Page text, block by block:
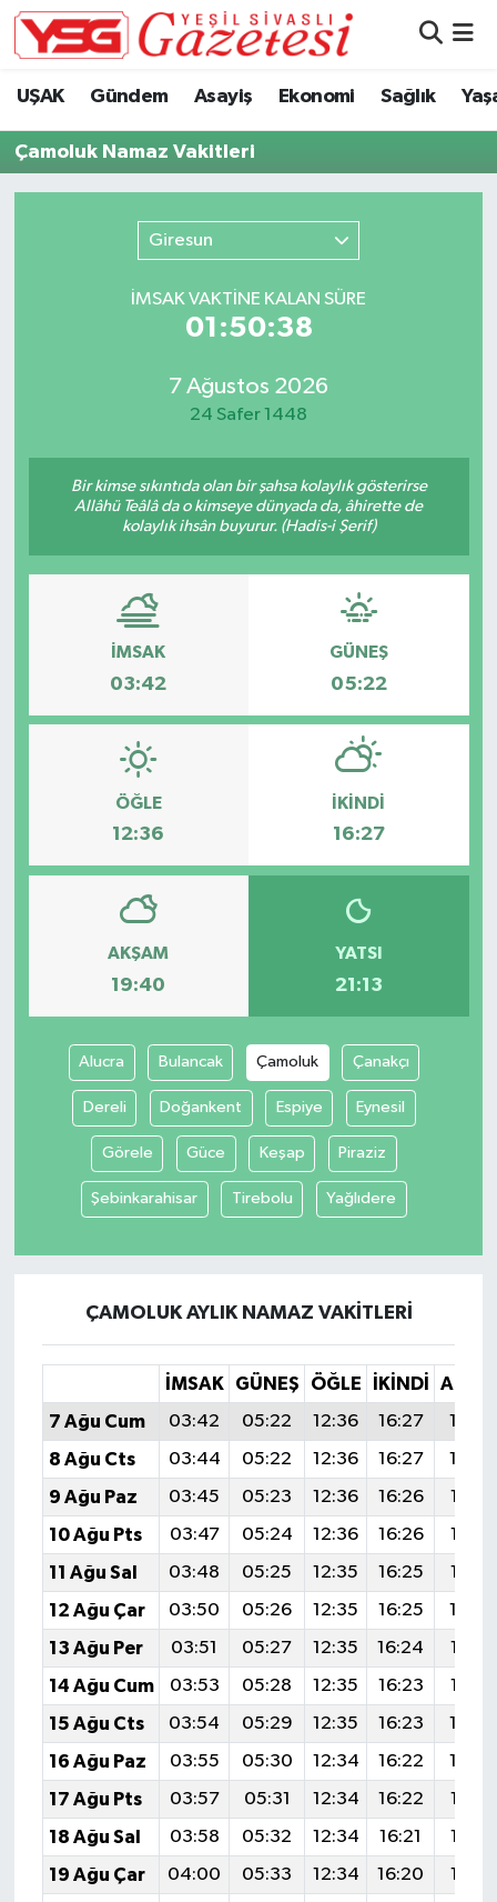
UŞAK Gündem Asayiş Ekonomi Sağlık
Çamoluk Namaz Vakitleri
Giresun
İMSAK VAKTİNE KALAN SÜRE
01:50:37
7 Ağustos 2026
24 Safer 1448
Bir kimse sıkıntıda olan bir şahsa kolaylık gösterirse
Allâhü Teâlâ da o kimseye dünyada da, âhirette de
kolaylık ihsân buyurur. (Hadis-i Şerif)
İMSAK
03:42
GÜNEŞ
05:22
ÖĞLE
12:36
İKINDI
16:27
AKŞAM
19:40
YATSI
21:13
Alucra Bulancak Çamoluk Çanakçı
Dereli Doğankent Espiye Eynesil
Görele Güce Keşap Piraziz
Şebinkarahisar Tirebolu Yağlıdere
ÇAMOLUK AYLIK NAMAZ VAKITLERI
İMSAK GÜNEŞ ÖĞLE İKINDI
7 Ağu Cum
03:42 05:22 12:36 16:27
19:40
8 Ağu Cts
03:44 05:22 12:36 16:27
19:39
9 Ağu Paz
03:45 05:23 12:36 16:26
19:38
10 Ağu Pts
03:47 05:24 12:36 16:26
19:37
11 Ağu Sal
03:48 05:25 12:35 16:25
19:35
12 Ağu Çar
03:50 05:26 12:35 16:25
19:34
13 Ağu Per
03:51 05:27 12:35 16:24
19:33
14 Ağu Cum
03:53 05:28 12:35 16:23
19:32
15 Ağu Cts
03:54 05:29 12:35 16:23
19:30
16 Ağu Paz
03:55 05:30 12:34 16:22
19:29
17 Ağu Pts
03:57 05:31 12:34 16:22
19:27
18 Ağu Sal
03:58 05:32 12:34 16:21
19:26
19 Ağu Çar
04:00 05:33 12:34 16:20
19:25
Hava Durumu
Namaz Vakitleri
Süper Lig Puan Durumu ve Fikstür
Son Dakika Haberleri
Haber Arşivi